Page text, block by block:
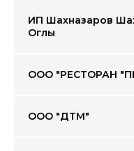
ИП Шахназаров
Оглы
ООО "РЕСТОРАН
ООО "ДТМ"